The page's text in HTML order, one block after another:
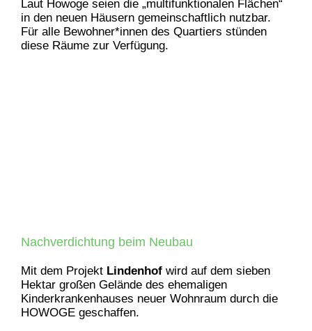
Laut Howoge seien die „multifunktionalen Flächen“
in den neuen Häusern gemeinschaftlich nutzbar.
Für alle Bewohner*innen des Quartiers stünden
diese Räume zur Verfügung.
Nachverdichtung beim Neubau
Mit dem Projekt Lindenhof wird auf dem sieben
Hektar großen Gelände des ehemaligen
Kinderkrankenhauses neuer Wohnraum durch die
HOWOGE geschaffen.